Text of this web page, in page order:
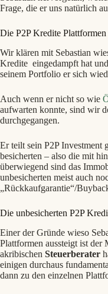
Frage, die er uns natürlich
Die P2P Kredite
Wir klären mit Sebastian
Kredite eingedampft hat
seinem Portfolio er sich
Auch wenn er nicht so wie
aufwarten konnte, sind wir
durchgegangen.
Er teilt sein P2P Investment
besicherten – also die mit
überwiegend sind das
unbesicherten meist auch
„Rückkaufgarantie“/
Die unbesicherten P2P
Einer der Gründe wieso
Plattformen aussteigt ist der
akribischen Steuerberater
einigen durchaus
dann zu den einzelnen